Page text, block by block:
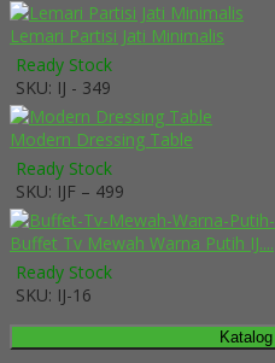
Lemari Partisi Jati Minimalis
Ready Stock
SKU: IJ - 349
Modern Dressing Table
Ready Stock
SKU: IJF – 499
Buffet Tv Mewah Warna Putih IJ....
Ready Stock
SKU: IJ-16